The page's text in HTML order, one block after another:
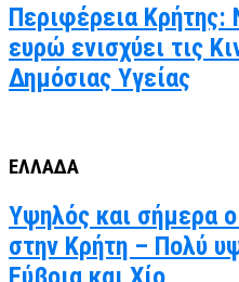
Περιφέρεια Κρήτης:
ευρώ ενισχύει τις
Δημόσιας Υγείας
ΕΛΛΑΔΑ
Υψηλός και σήμερα
στην Κρήτη – Πολύ